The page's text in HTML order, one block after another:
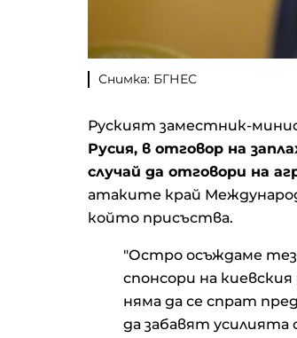
Снимка: БГНЕС
Руският заместник-
Русия, в отговор на
случай да отговори на
атаките край
който присъства.
"Остро осъждаме
спонсори на
няма да се спрат
да забавят